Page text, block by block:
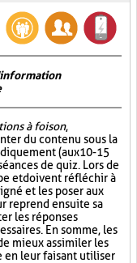
à foison,
du contenu sous la
(aux 10-15
de quiz. Lors de
et doivent réfléchir à
et les poser aux
reprend ensuite sa
les réponses
En somme, les
mieux assimiler les
en leur faisant utiliser